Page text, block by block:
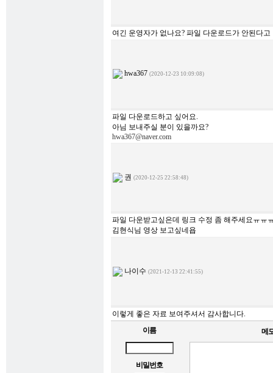
여긴 운영자가 없나요? 파일 다운로드가 안된다
hwa367 (2020-12-23 10:09:08)
파일 다운로드하고 싶어요.
아님 보내주실 분이 있을까요?
hwa367@naver.com
권 (2020-12-25 22:58:48)
파일 다운받고싶은데 링크 수정 좀 해주세요ㅠㅠ
김현식님 영상 보고싶네욥
나이수 (2021-12-13 22:41:55)
이렇게 좋은 자료 보여주셔서 감사합니다.
이름
메
비밀번호